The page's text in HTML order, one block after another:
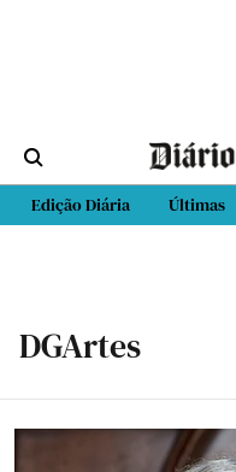
Edição Diária Últimas
DGArtes